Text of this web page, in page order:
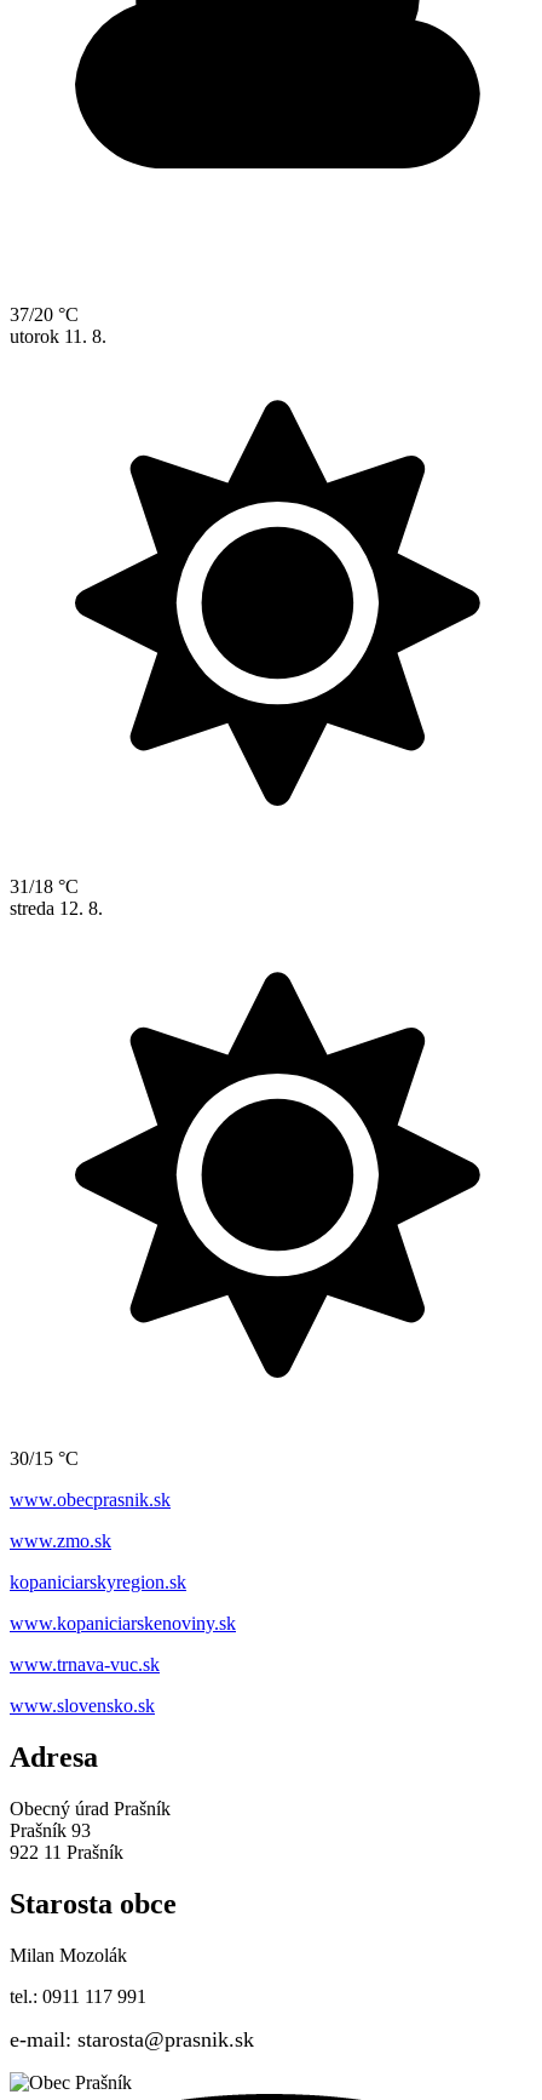
37/20 °C
utorok 11. 8.
31/18 °C
streda 12. 8.
30/15 °C
www.obecprasnik.sk
www.zmo.sk
kopaniciarskyregion.sk
www.kopaniciarskenoviny.sk
www.trnava-vuc.sk
www.slovensko.sk
Adresa
Obecný úrad Prašník
Prašník 93
922 11 Prašník
Starosta obce
Milan Mozolák
tel.: 0911 117 991
e-mail: starosta@prasnik.sk